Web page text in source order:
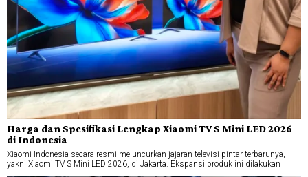
Harga dan Spesifikasi Lengkap Xiaomi TV S Mini LED 2026
di Indonesia
Xiaomi Indonesia secara resmi meluncurkan jajaran televisi pintar terbarunya,
yakni Xiaomi TV S Mini LED 2026, di Jakarta. Ekspansi produk ini dilakukan